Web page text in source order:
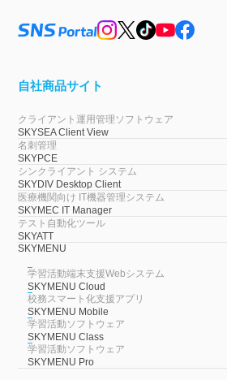
自社商品サイト
クライアント運用管理ソフトウェア
SKYSEA Client View
名刺管理
SKYPCE
シンクライアント システム
SKYDIV Desktop Client
医療機関向け IT機器管理システム
SKYMEC IT Manager
テスト自動化ツール
SKYATT
SKYMENU
学習活動端末支援Webシステム
SKYMENU Cloud
校務スマート化支援アプリ
SKYMENU Mobile
学習活動ソフトウェア
SKYMENU Class
学習活動ソフトウェア
SKYMENU Pro